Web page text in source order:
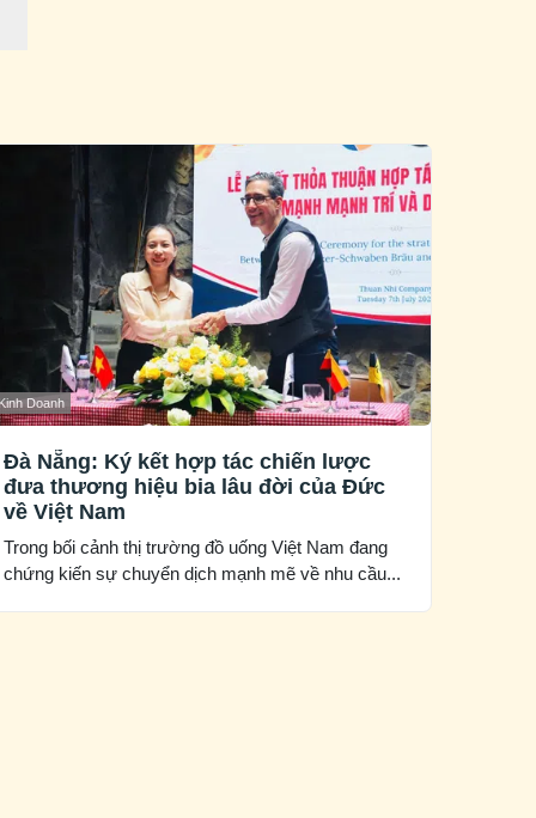
Kinh Doanh
Đà Nẵng: Ký kết hợp tác chiến lược
đưa thương hiệu bia lâu đời của Đức
về Việt Nam
Trong bối cảnh thị trường đồ uống Việt Nam đang
chứng kiến sự chuyển dịch mạnh mẽ về nhu cầu...